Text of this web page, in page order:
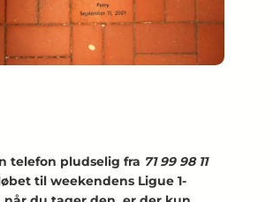
telefon pludselig fra 71 99 98 11
til weekendens Ligue 1-